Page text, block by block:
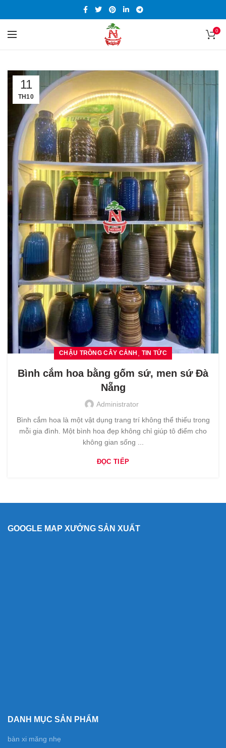
0
11
TH10
CHẬU TRỒNG CÂY CẢNH , TIN TỨC
Bình cắm hoa bằng gốm sứ, men sứ Đà
Nẵng
Administrator
Bình cắm hoa là một vật dụng trang trí không thể thiếu trong
mỗi gia đình. Một bình hoa đẹp không chỉ giúp tô điểm cho
không gian sống ...
ĐỌC TIẾP
GOOGLE MAP XƯỞNG SẢN XUẤT
DANH MỤC SẢN PHẨM
bàn xi măng nhẹ